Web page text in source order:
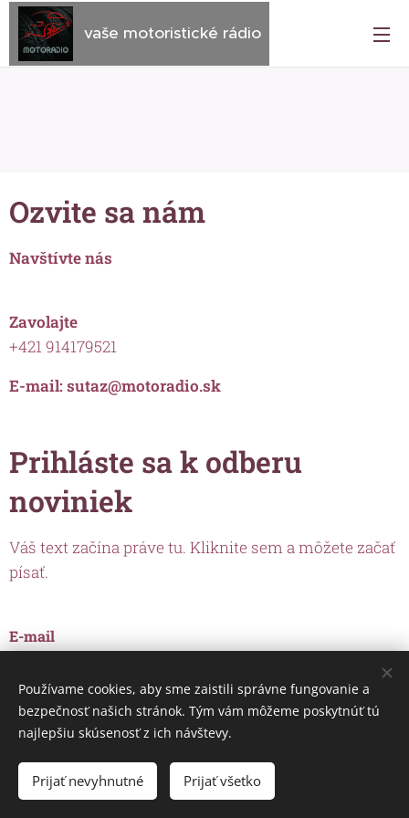
vaše motoristické rádio
Ozvite sa nám
Navštívte nás
Zavolajte
+421 914179521
E-mail: sutaz@motoradio.sk
Prihláste sa k odberu
noviniek
Váš text začína práve tu. Kliknite sem a môžete začať
písať.
E-mail
ODOSLAŤ
Cookies
Používame cookies, aby sme zaistili správne fungovanie a
bezpečnosť našich stránok. Tým vám môžeme poskytnúť tú
najlepšiu skúsenosť z ich návštevy.
Prijať nevyhnutné Prijať všetko